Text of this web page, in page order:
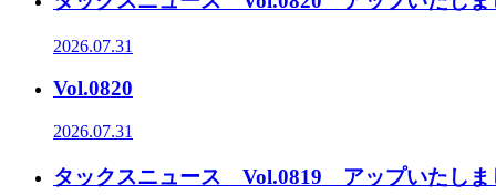
2026.07.31
Vol.0820
2026.07.31
タックスニュース Vol.0819 アップいたしま